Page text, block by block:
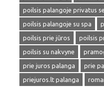
poilsis palangoje privatus
poilsis palangoje su spa
poilsis prie jūros
poilsis
poilsis su nakvyne
prie juros palanga
prie
priejuros.lt palanga